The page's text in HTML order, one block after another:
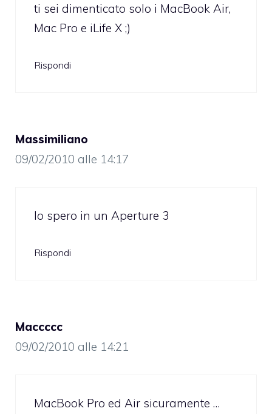
ti sei dimenticato solo i MacBook Air,
Mac Pro e iLife X ;)
Rispondi
Massimiliano
09/02/2010 alle 14:17
Io spero in un Aperture 3
Rispondi
Maccccc
09/02/2010 alle 14:21
MacBook Pro ed Air sicuramente …